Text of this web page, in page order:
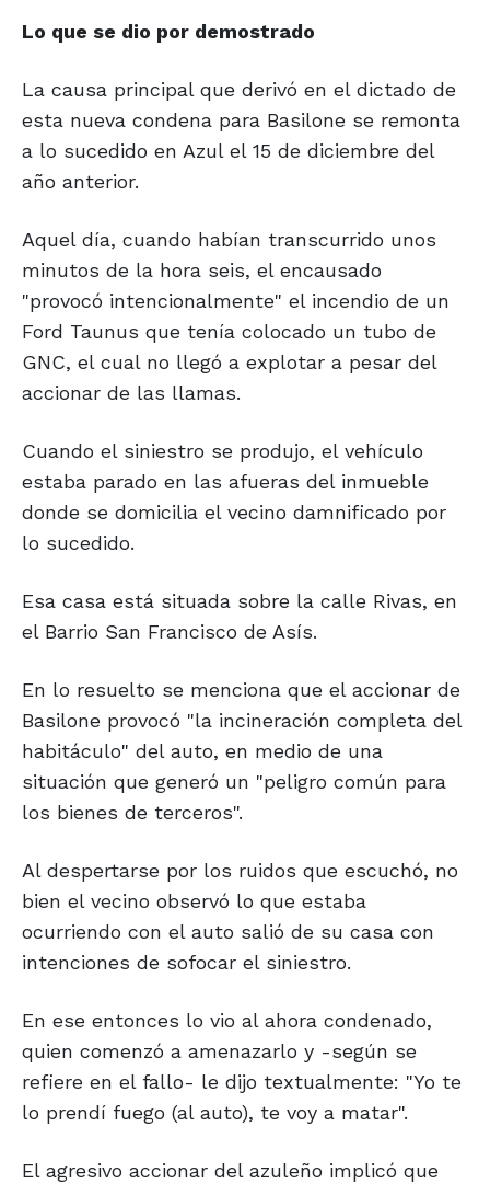
Lo que se dio por demostrado
La causa principal que derivó en el dictado de
esta nueva condena para Basilone se remonta
a lo sucedido en Azul el 15 de diciembre del
año anterior.
Aquel día, cuando habían transcurrido unos
minutos de la hora seis, el encausado
"provocó intencionalmente" el incendio de un
Ford Taunus que tenía colocado un tubo de
GNC, el cual no llegó a explotar a pesar del
accionar de las llamas.
Cuando el siniestro se produjo, el vehículo
estaba parado en las afueras del inmueble
donde se domicilia el vecino damnificado por
lo sucedido.
Esa casa está situada sobre la calle Rivas, en
el Barrio San Francisco de Asís.
En lo resuelto se menciona que el accionar de
Basilone provocó "la incineración completa del
habitáculo" del auto, en medio de una
situación que generó un "peligro común para
los bienes de terceros".
Al despertarse por los ruidos que escuchó, no
bien el vecino observó lo que estaba
ocurriendo con el auto salió de su casa con
intenciones de sofocar el siniestro.
En ese entonces lo vio al ahora condenado,
quien comenzó a amenazarlo y -según se
refiere en el fallo- le dijo textualmente: "Yo te
lo prendí fuego (al auto), te voy a matar".
El agresivo accionar del azuleño implicó que